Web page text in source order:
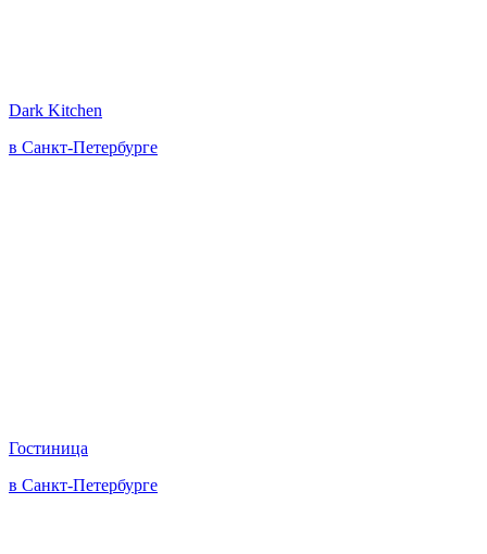
Dark Kitchen
в Санкт-Петербурге
Гостиница
в Санкт-Петербурге